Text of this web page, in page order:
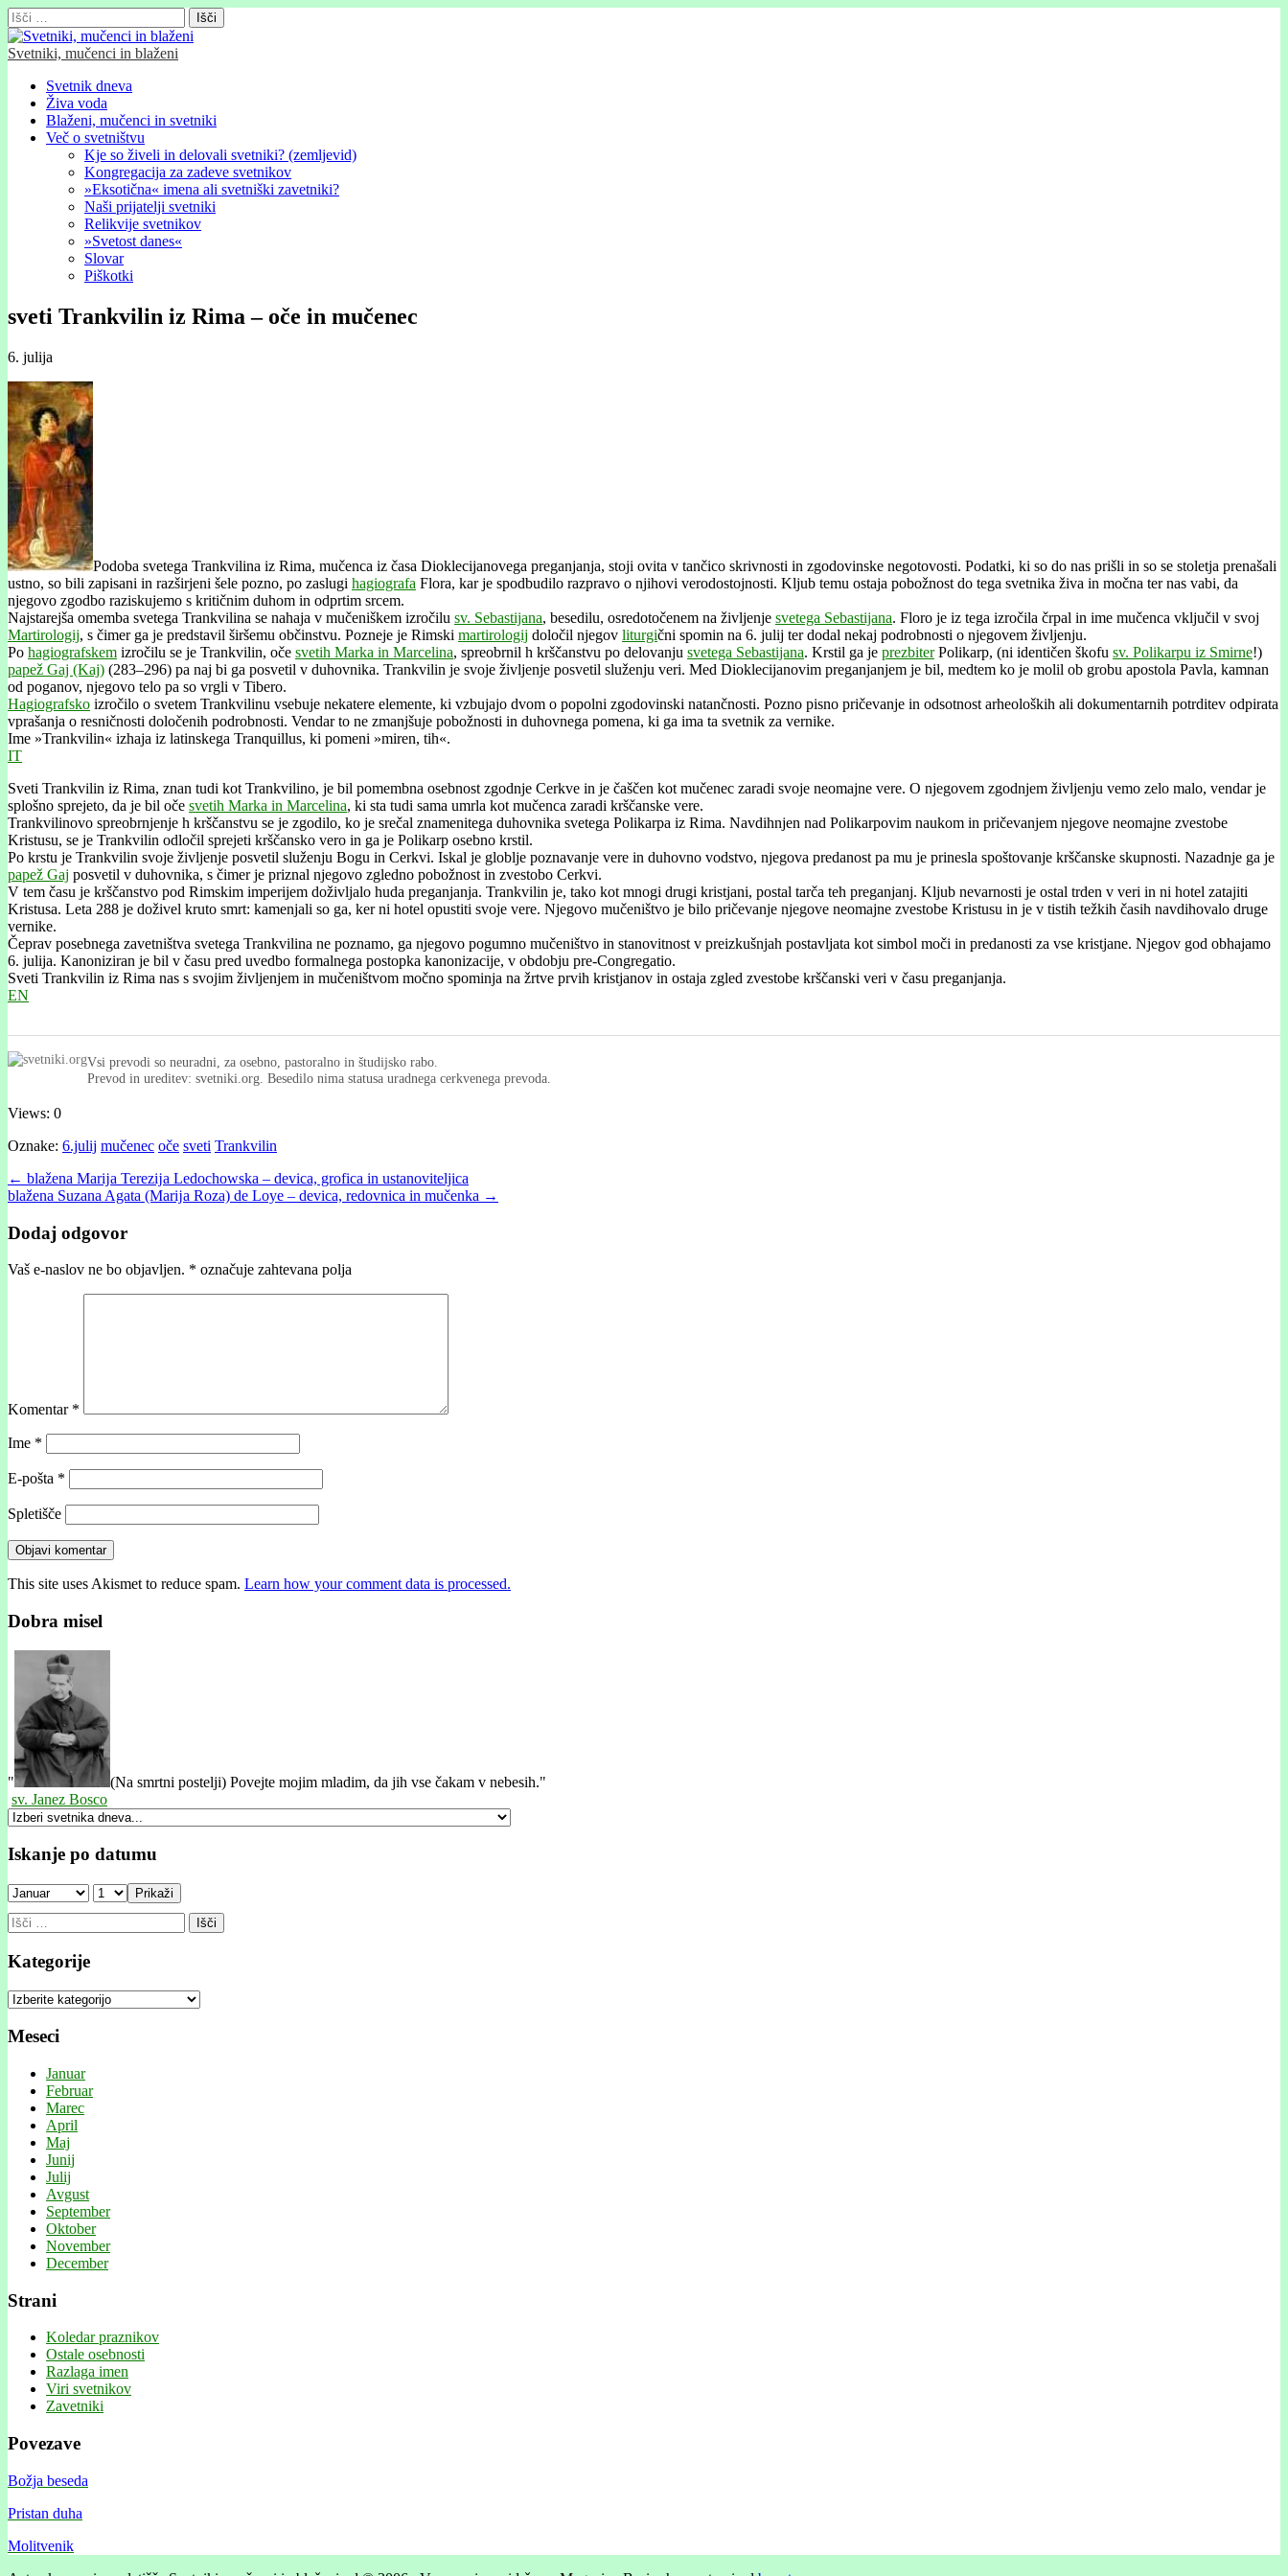
Išči:
Svetniki, mučenci in blaženi
Glavni
meni
Skip
content
Svetnik dneva
Živa voda
Blaženi, mučenci in svetniki
Več o svetništvu
Kje so živeli in delovali svetniki? (zemljevid)
Kongregacija za zadeve svetnikov
»Eksotična« imena ali svetniški zavetniki?
Naši prijatelji svetniki
Relikvije svetnikov
»Svetost danes«
Slovar
Piškotki
sveti Trankvilin iz Rima – oče in mučenec
6. julija
Podoba svetega Trankvilina iz Rima, mučenca iz časa Dioklecijanovega preganjanja, stoji ovita v tančico skrivnosti in zgodovinske negotovosti. Podatki, ki so do nas prišli in so se stoletja prenašali
ustno, so bili zapisani in razširjeni šele pozno, po zaslugi hagiografa Flora, kar je spodbudilo razpravo o njihovi verodostojnosti. Kljub temu ostaja pobožnost do tega svetnika živa in močna ter nas vabi, da
njegovo zgodbo raziskujemo s kritičnim duhom in odprtim srcem.
Najstarejša omemba svetega Trankvilina se nahaja v mučeniškem izročilu sv. Sebastijana, besedilu, osredotočenem na življenje svetega Sebastijana. Floro je iz tega izročila črpal in ime mučenca vključil v svoj
Martirologij, s čimer ga je predstavil širšemu občinstvu. Pozneje je Rimski martirologij določil njegov liturgični spomin na 6. julij ter dodal nekaj podrobnosti o njegovem življenju.
Po hagiografskem izročilu se je Trankvilin, oče svetih Marka in Marcelina, spreobrnil h krščanstvu po delovanju svetega Sebastijana. Krstil ga je prezbiterPolikarp, (ni identičen škofu sv. Polikarpu iz Smirne!)
papež Gaj (Kaj) (283–296) pa naj bi ga posvetil v duhovnika. Trankvilin je svoje življenje posvetil služenju veri. Med Dioklecijanovim preganjanjem je bil, medtem ko je molil ob grobu apostola Pavla, kamnan
od poganov, njegovo telo pa so vrgli v Tibero.
Hagiografsko izročilo o svetem Trankvilinu vsebuje nekatere elemente, ki vzbujajo dvom o popolni zgodovinski natančnosti. Pozno pisno pričevanje in odsotnost arheoloških ali dokumentarnih potrditev odpirata
vprašanja o resničnosti določenih podrobnosti. Vendar to ne zmanjšuje pobožnosti in duhovnega pomena, ki ga ima ta svetnik za vernike.
Ime »Trankvilin« izhaja iz latinskega Tranquillus, ki pomeni »miren, tih«.
IT
Sveti Trankvilin iz Rima, znan tudi kot Trankvilino, je bil pomembna osebnost zgodnje Cerkve in je čaščen kot mučenec zaradi svoje neomajne vere. O njegovem zgodnjem življenju vemo zelo malo, vendar je
splošno sprejeto, da je bil oče svetih Marka in Marcelina, ki sta tudi sama umrla kot mučenca zaradi krščanske vere.
Trankvilinovo spreobrnjenje h krščanstvu se je zgodilo, ko je srečal znamenitega duhovnika svetega Polikarpa iz Rima. Navdihnjen nad Polikarpovim naukom in pričevanjem njegove neomajne zvestobe
Kristusu, se je Trankvilin odločil sprejeti krščansko vero in ga je Polikarp osebno krstil.
Po krstu je Trankvilin svoje življenje posvetil služenju Bogu in Cerkvi. Iskal je globlje poznavanje vere in duhovno vodstvo, njegova predanost pa mu je prinesla spoštovanje krščanske skupnosti. Nazadnje ga je
papež Gaj posvetil v duhovnika, s čimer je priznal njegovo zgledno pobožnost in zvestobo Cerkvi.
V tem času je krščanstvo pod Rimskim imperijem doživljalo huda preganjanja. Trankvilin je, tako kot mnogi drugi kristjani, postal tarča teh preganjanj. Kljub nevarnosti je ostal trden v veri in ni hotel zatajiti
Kristusa. Leta 288 je doživel kruto smrt: kamenjali so ga, ker ni hotel opustiti svoje vere. Njegovo mučeništvo je bilo pričevanje njegove neomajne zvestobe Kristusu in je v tistih težkih časih navdihovalo druge
vernike.
Čeprav posebnega zavetništva svetega Trankvilina ne poznamo, ga njegovo pogumno mučeništvo in stanovitnost v preizkušnjah postavljata kot simbol moči in predanosti za vse kristjane. Njegov god obhajamo
6. julija. Kanoniziran je bil v času pred uvedbo formalnega postopka kanonizacije, v obdobju pre-Congregatio.
Sveti Trankvilin iz Rima nas s svojim življenjem in mučeništvom močno spominja na žrtve prvih kristjanov in ostaja zgled zvestobe krščanski veri v času preganjanja.
EN
Vsi prevodi so neuradni, za osebno, pastoralno in študijsko rabo.
Prevod in ureditev: svetniki.org. Besedilo nima statusa uradnega cerkvenega prevoda.
Views: 0
Oznake: 6.julij mučenec oče sveti Trankvilin
Post
navigation
← blažena Marĳa Terezĳa Ledochowska – devica, grofica in ustanoviteljica
blažena Suzana Agata (Marĳa Roza) de Loye – devica, redovnica in mučenka →
Dodaj odgovor
Vaš e-naslov ne bo objavljen. * označuje zahtevana polja
Komentar *
Ime *
E-pošta *
Spletišče
This site uses Akismet to reduce spam. Learn how your comment data is processed.
Dobra misel
"
(Na smrtni postelji) Povejte mojim mladim, da jih vse čakam v nebesih."
sv. Janez Bosco
Iskanje po datumu
Prikaži
Išči:
Kategorije
Kategorije
Meseci
Januar
Februar
Marec
April
Maj
Junij
Julij
Avgust
September
Oktober
November
December
Strani
Koledar praznikov
Ostale osebnosti
Razlaga imen
Viri svetnikov
Zavetniki
Povezave
Božja beseda
Pristan duha
Molitvenik